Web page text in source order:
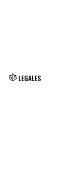
LEGALES